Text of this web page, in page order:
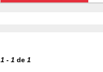
1 - 1 de 1